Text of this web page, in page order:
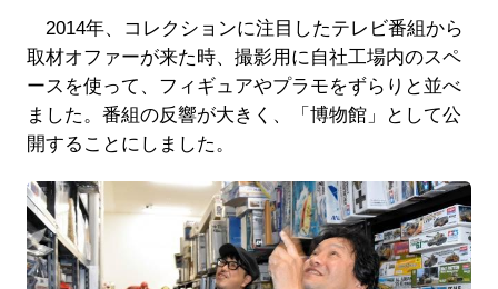
2014年、コレクションに注目したテレビ番組から
取材オファーが来た時、撮影用に自社工場内のスペ
ースを使って、フィギュアやプラモをずらりと並べ
ました。番組の反響が大きく、「博物館」として公
開することにしました。